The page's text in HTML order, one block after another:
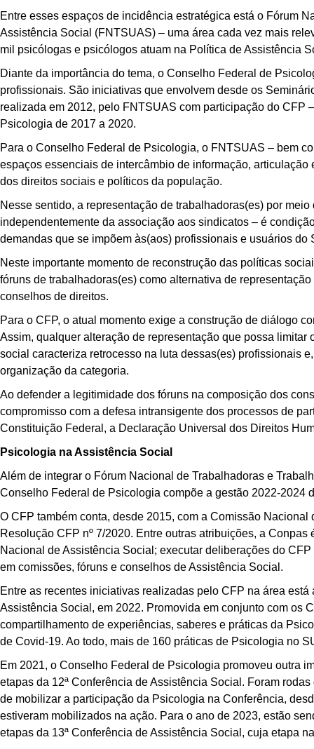
Entre esses espaços de incidência estratégica está o Fórum
Assistência Social (FNTSUAS) – uma área cada vez mais
mil psicólogas e psicólogos atuam na Política de Assistência
Diante da importância do tema, o Conselho Federal de
profissionais. São iniciativas que envolvem desde os
realizada em 2012, pelo FNTSUAS com participação do CFP
Psicologia de 2017 a 2020.
Para o Conselho Federal de Psicologia, o FNTSUAS – bem
espaços essenciais de intercâmbio de informação,
dos direitos sociais e políticos da população.
Nesse sentido, a representação de trabalhadoras(es) por
independentemente da associação aos sindicatos – é
demandas que se impõem às(aos) profissionais e usuários
Neste importante momento de reconstrução das políticas
fóruns de trabalhadoras(es) como alternativa de
conselhos de direitos.
Para o CFP, o atual momento exige a construção de diálogo
Assim, qualquer alteração de representação que possa
social caracteriza retrocesso na luta dessas(es) profissionais
organização da categoria.
Ao defender a legitimidade dos fóruns na composição dos
compromisso com a defesa intransigente dos processos de
Constituição Federal, a Declaração Universal dos Direitos
Psicologia na Assistência Social
Além de integrar o Fórum Nacional de Trabalhadoras e
Conselho Federal de Psicologia compõe a gestão 2022-
O CFP também conta, desde 2015, com a Comissão
Resolução CFP nº 7/2020. Entre outras atribuições, a
Nacional de Assistência Social; executar deliberações do
em comissões, fóruns e conselhos de Assistência Social.
Entre as recentes iniciativas realizadas pelo CFP na área
Assistência Social, em 2022. Promovida em conjunto com os
compartilhamento de experiências, saberes e práticas da
de Covid-19. Ao todo, mais de 160 práticas de Psicologia no
Em 2021, o Conselho Federal de Psicologia promoveu outra
etapas da 12ª Conferência de Assistência Social. Foram
de mobilizar a participação da Psicologia na Conferência,
estiveram mobilizados na ação. Para o ano de 2023, estão
etapas da 13ª Conferência de Assistência Social, cuja etapa